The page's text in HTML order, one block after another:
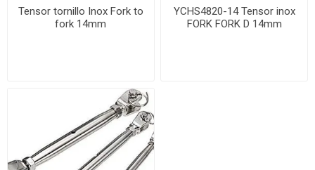
Tensor tornillo Inox Fork to
fork 14mm
YCHS4820-14 Tensor inox
FORK FORK D 14mm